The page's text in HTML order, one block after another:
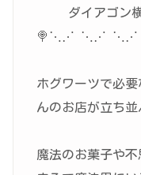
ダイアゴン
🍭⋱⋰ ⋱⋰ ⋱⋰
ホグワーツで必
んのお店が立ち並
魔法のお菓子や